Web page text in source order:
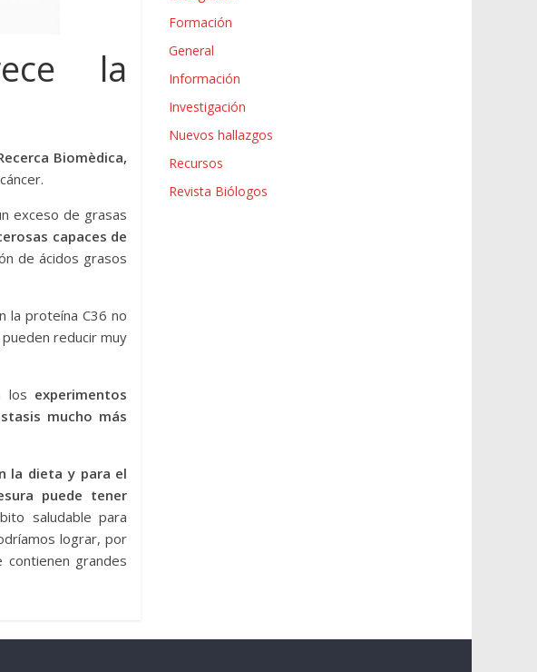
la
Biomèdica,
exceso de grasas
capaces de
de ácidos grasos
la proteína C36 no
reducir muy
los experimentos
mucho más
la dieta y para el
puede tener
saludable para
lograr, por
grandes
Formación
General
Información
Investigación
Nuevos hallazgos
Recursos
Revista Biólogos